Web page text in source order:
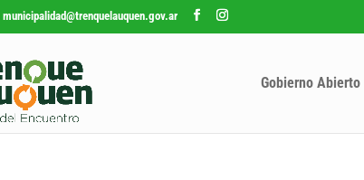
municipalidad@trenquelauquen.gov.ar
Gobierno Abierto